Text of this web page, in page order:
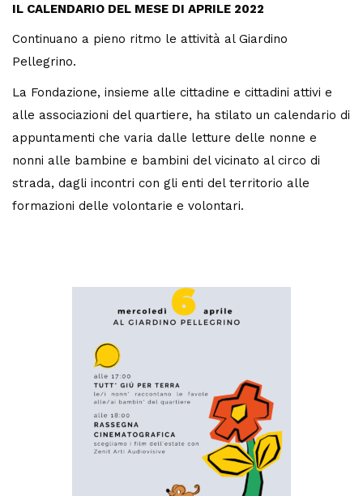
IL CALENDARIO DEL MESE DI APRILE 2022
Continuano a pieno ritmo le attività al Giardino
Pellegrino.
La Fondazione, insieme alle cittadine e cittadini attivi e
alle associazioni del quartiere, ha stilato un calendario di
appuntamenti che varia dalle letture delle nonne e
nonni alle bambine e bambini del vicinato al circo di
strada, dagli incontri con gli enti del territorio alle
formazioni delle volontarie e volontari.